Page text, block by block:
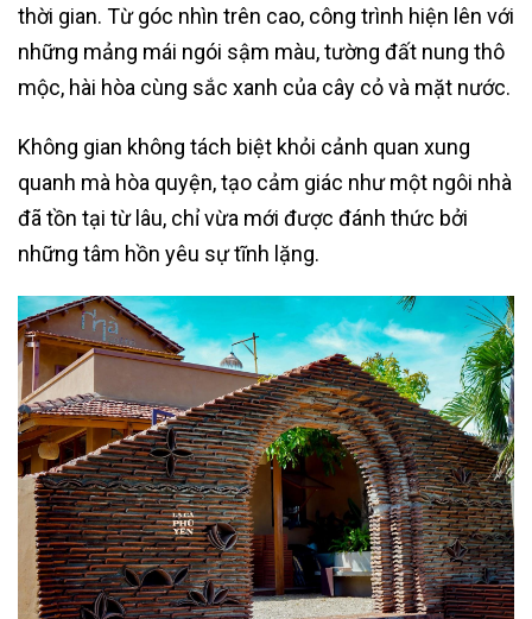
thời gian. Từ góc nhìn trên cao, công trình hiện lên với
những mảng mái ngói sậm màu, tường đất nung thô
mộc, hài hòa cùng sắc xanh của cây cỏ và mặt nước.
Không gian không tách biệt khỏi cảnh quan xung
quanh mà hòa quyện, tạo cảm giác như một ngôi nhà
đã tồn tại từ lâu, chỉ vừa mới được đánh thức bởi
những tâm hồn yêu sự tĩnh lặng.